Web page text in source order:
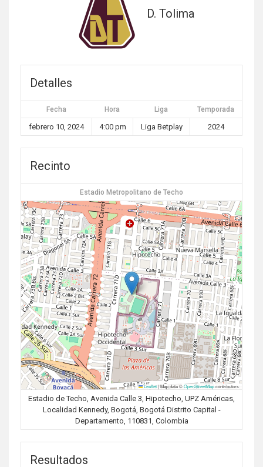
D. Tolima
Detalles
Fecha Hora Liga Temporada
febrero 10, 2024 4:00 pm Liga Betplay 2024
Recinto
Estadio Metropolitano de Techo
Leaflet|Map data ©OpenStreetMapcontributors
Estadio de Techo, Avenida Calle 3, Hipotecho, UPZ Américas,
Localidad Kennedy, Bogotá, Bogotá Distrito Capital -
Departamento, 110831, Colombia
Resultados